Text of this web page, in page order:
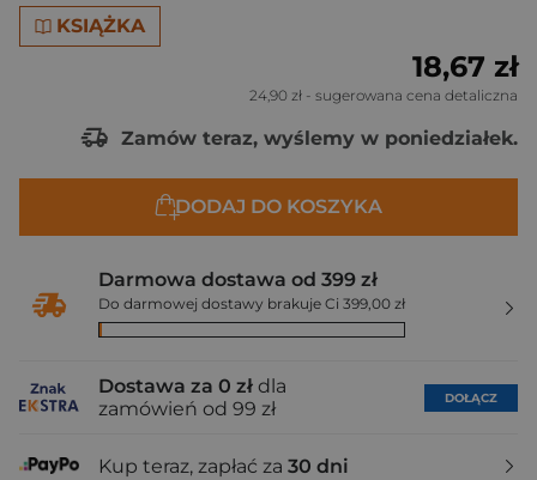
KSIĄŻKA
18,67 zł
24,90 zł - sugerowana cena detaliczna
Zamów teraz, wyślemy w poniedziałek.
DODAJ DO KOSZYKA
Darmowa dostawa od 399 zł
Do darmowej dostawy brakuje Ci 399,00 zł
Dostawa za 0 zł dla
zamówień od 99 zł
DOŁĄCZ
Kup teraz, zapłać za 30 dni